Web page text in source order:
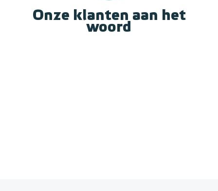
Onze klanten aan het
woord